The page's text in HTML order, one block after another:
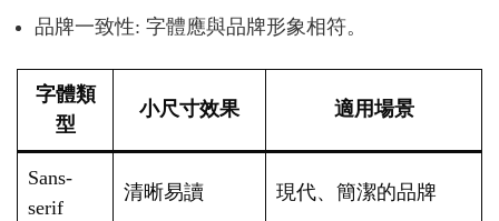
品牌一致性: 字體應與品牌形象相符。
字體類
型
小尺寸效果 適用場景
Sans-
serif
清晰易讀 現代、簡潔的品牌